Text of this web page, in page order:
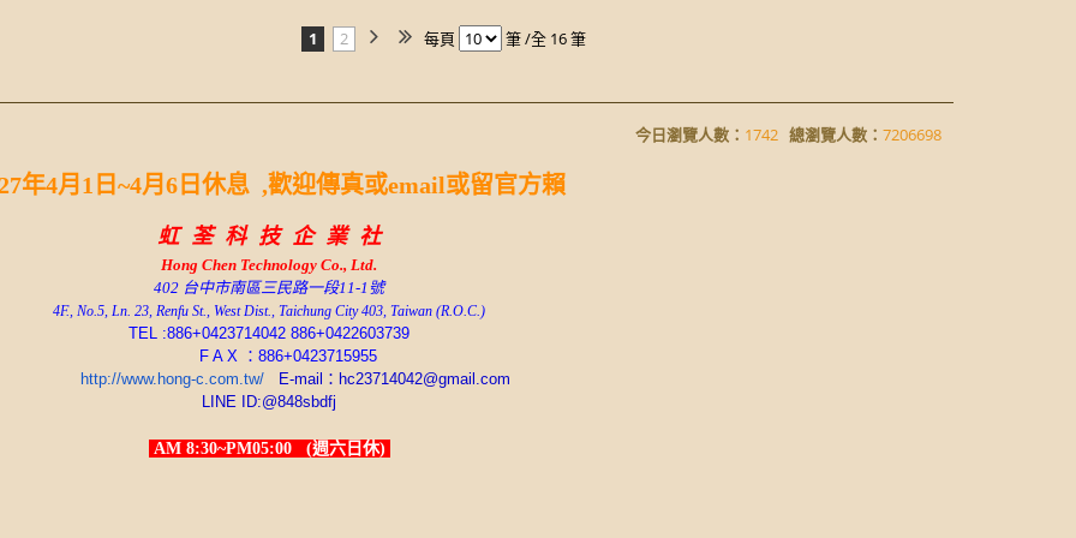
1 2 每頁 筆 /全 16 筆
今日瀏覽人數： 1742 總瀏覽人數： 7206698
年4月1日~4月6日休息 ,歡迎傳真或email或留官方賴
虹 荃 科 技 企 業 社
Hong Chen Technology Co., Ltd.
402 台中市南區三民路一段11-1號
4F., No.5, Ln. 23, Renfu St., West Dist., Taichung City 403, Taiwan (R.O.C.)
TEL :886+0423714042 886+0422603739
F A X ：886+0423715955
http://www.hong-c.com.tw/
E-mail：hc23714042@gmail.com
LINE ID:@848sbdfj
AM 8:30~PM05:00 (週六日休)